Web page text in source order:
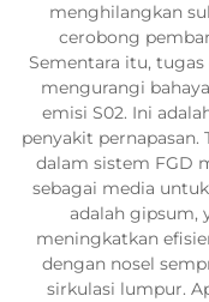
menghilangkan
cerobong
Sementara itu,
mengurangi
emisi S02. Ini
penyakit
dalam sistem FGD
sebagai media
adalah gipsum,
meningkatkan
dengan nosel
sirkulasi lumpur.